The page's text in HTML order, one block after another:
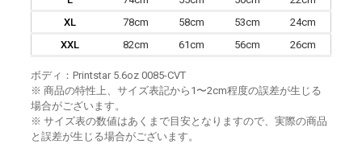
XL
78cm 58cm 53cm
24cm
XXL
82cm 61cm 56cm 26cm
ボディ：Printstar 5.6oz 0085-CVT
※ 商品の特性上、サイズ表記から1〜2cm程度の誤差が生じる
場合がございます。
※ サイズ表の数値はあくまで目安となりますので、実際の商品
と誤差が生じる場合がございます。